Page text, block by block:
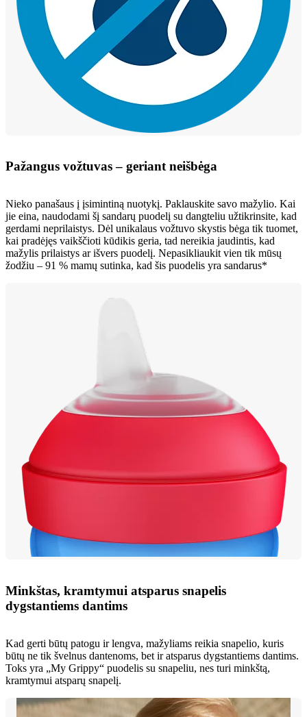
Pažangus vožtuvas – geriant neišbėga
Nieko panašaus į įsimintiną nuotykį. Paklauskite savo mažylio. Kai
jie eina, naudodami šį sandarų puodelį su dangteliu užtikrinsite, kad
gerdami neprilaistys. Dėl unikalaus vožtuvo skystis bėga tik tuomet,
kai pradėjęs vaikščioti kūdikis geria, tad nereikia jaudintis, kad
mažylis prilaistys ar išvers puodelį. Nepasikliaukit vien tik mūsų
žodžiu – 91 % mamų sutinka, kad šis puodelis yra sandarus*
Minkštas, kramtymui atsparus snapelis
dygstantiems dantims
Kad gerti būtų patogu ir lengva, mažyliams reikia snapelio, kuris
būtų ne tik švelnus dantenoms, bet ir atsparus dygstantiems dantims.
Toks yra „My Grippy“ puodelis su snapeliu, nes turi minkštą,
kramtymui atsparų snapelį.